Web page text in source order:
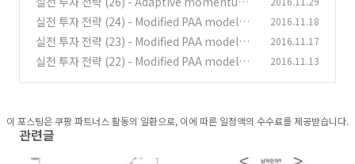
(3) (0)
전략 (1) (0)
실전 투자 전략 (24) - Modified PAA model을
이용한 절대 수익 전략 (3)
(6)
2016.11.18
실전 투자 전략 (23) - Modified PAA model을
이용한 절대 수익 전략 (2)
(0)
2016.11.17
실전 투자 전략 (22) - Modified PAA model을
2016.11.13
이 포스팅은 쿠팡 파트너스 활동의 일환으로, 이에 따른 일정액의 수수료를 제공받습니다.
관련글